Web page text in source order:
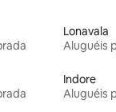
Lonavala
Aluguéis
Indore
Aluguéis